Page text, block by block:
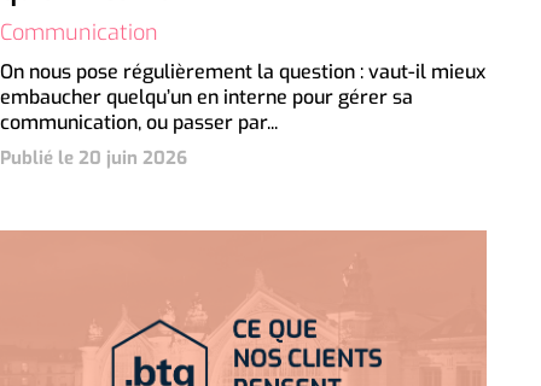
Communication
On nous pose régulièrement la question : vaut-il mieux
embaucher quelqu’un en interne pour gérer sa
communication, ou passer par...
Publié le 20 juin 2026